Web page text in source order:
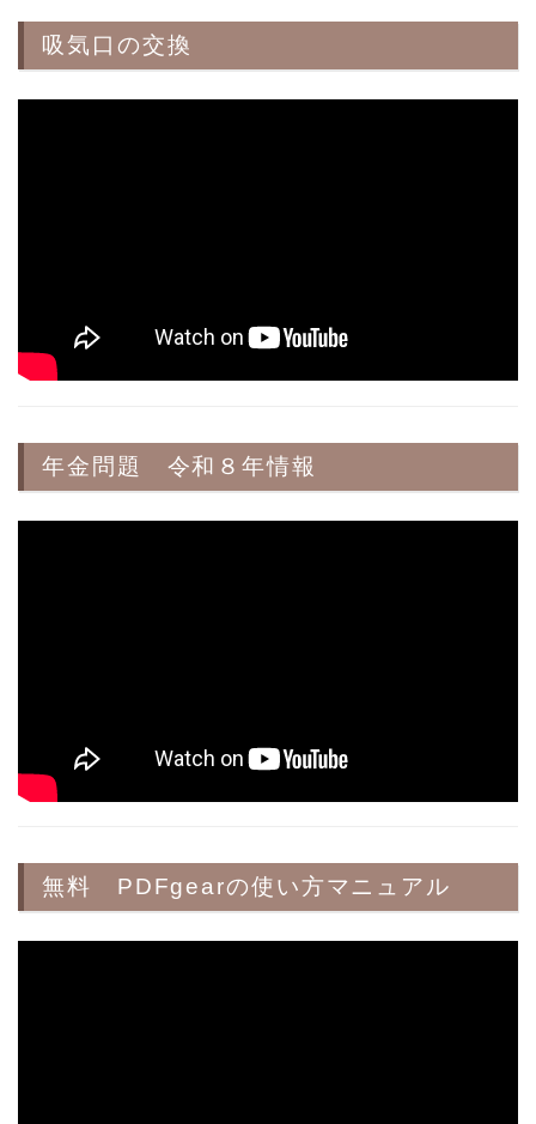
吸気口の交換
年金問題 令和８年情報
無料 PDFgearの使い方マニュアル